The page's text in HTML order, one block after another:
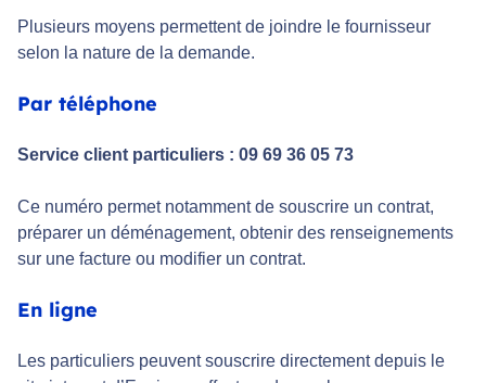
Plusieurs moyens permettent de joindre le fournisseur
selon la nature de la demande.
Par téléphone
Service client particuliers : 09 69 36 05 73
Ce numéro permet notamment de souscrire un contrat,
préparer un déménagement, obtenir des renseignements
sur une facture ou modifier un contrat.
En ligne
Les particuliers peuvent souscrire directement depuis le